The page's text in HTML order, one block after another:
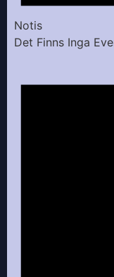
Notis
Det Finns Inga